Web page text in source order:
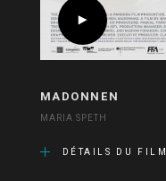
MADONNEN
MARIA SPETH
DÉTAILS DU FILM